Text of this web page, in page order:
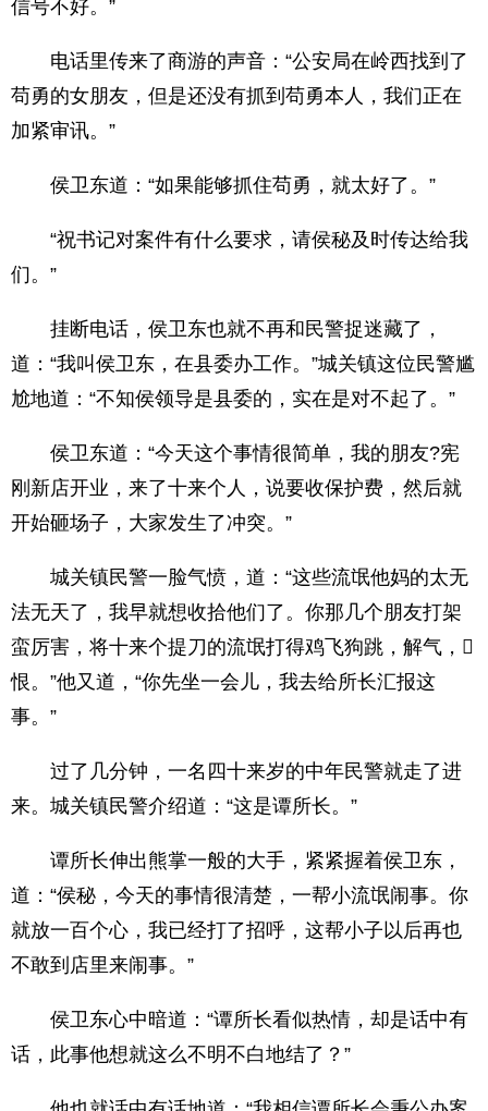
信号不好。”
电话里传来了商游的声音：“公安局在岭西找到了
苟勇的女朋友，但是还没有抓到苟勇本人，我们正在
加紧审讯。”
侯卫东道：“如果能够抓住苟勇，就太好了。”
“祝书记对案件有什么要求，请侯秘及时传达给我
们。”
挂断电话，侯卫东也就不再和民警捉迷藏了，
道：“我叫侯卫东，在县委办工作。”城关镇这位民警尴
尬地道：“不知侯领导是县委的，实在是对不起了。”
侯卫东道：“今天这个事情很简单，我的朋友?宪
刚新店开业，来了十来个人，说要收保护费，然后就
开始砸场子，大家发生了冲突。”
城关镇民警一脸气愤，道：“这些流氓他妈的太无
法无天了，我早就想收拾他们了。你那几个朋友打架
蛮厉害，将十来个提刀的流氓打得鸡飞狗跳，解气，
恨。”他又道，“你先坐一会儿，我去给所长汇报这
事。”
过了几分钟，一名四十来岁的中年民警就走了进
来。城关镇民警介绍道：“这是谭所长。”
谭所长伸出熊掌一般的大手，紧紧握着侯卫东，
道：“侯秘，今天的事情很清楚，一帮小流氓闹事。你
就放一百个心，我已经打了招呼，这帮小子以后再也
不敢到店里来闹事。”
侯卫东心中暗道：“谭所长看似热情，却是话中有
话，此事他想就这么不明不白地结了？”